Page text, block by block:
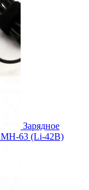
Зарядное
MH-63 (Li-42B)